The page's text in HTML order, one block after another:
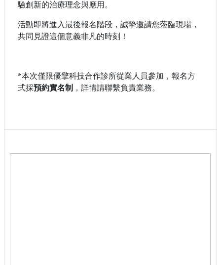
驗創新的治療理念與應用。
活動即將進入最後報名階段，誠摯邀請您蒞臨現場，
共同見證這個意義非凡的時刻！
*本次僅限優擎科技合作診所從業人員參加，報名方
式採預約實名制 ，詳情請聯繫負責業務。